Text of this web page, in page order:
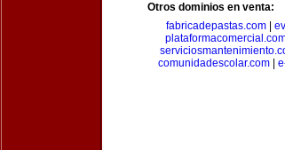
Otros dominios en venta:
fabricadepastas.com|
comunidadescolar.com